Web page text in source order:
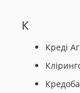
К
Креді